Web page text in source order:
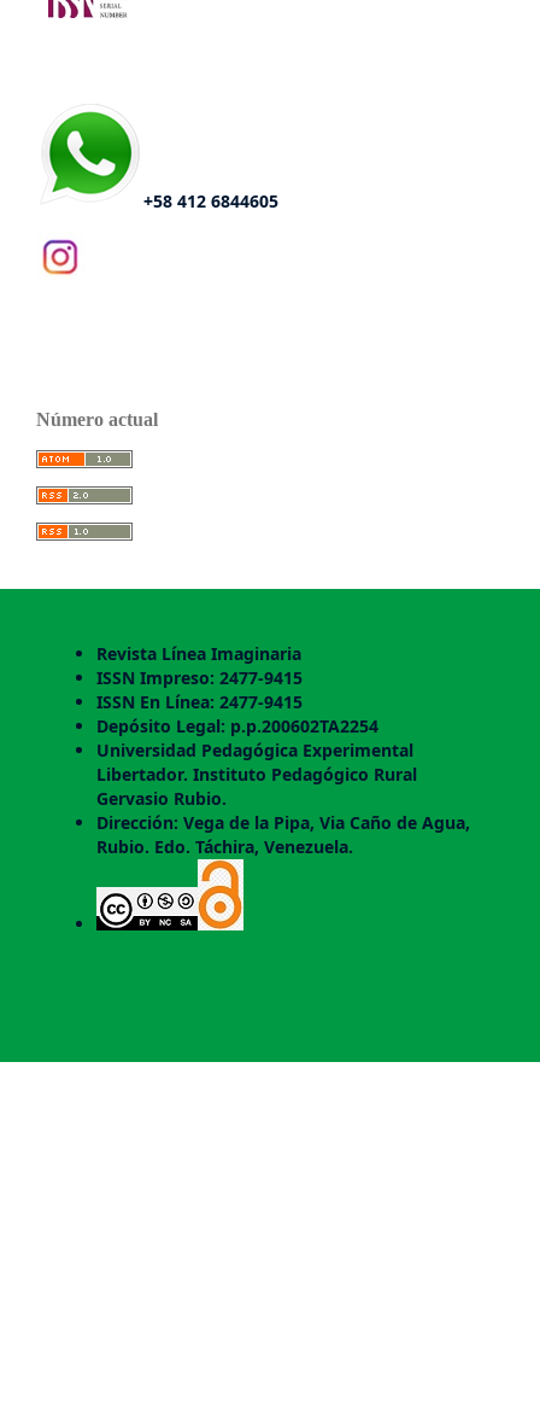
+58 412 6844605
Número actual
Revista Línea Imaginaria
ISSN Impreso: 2477-9415
ISSN En Línea: 2477-9415
Depósito Legal: p.p.200602TA2254
Universidad Pedagógica Experimental
Libertador. Instituto Pedagógico Rural
Gervasio Rubio.
Dirección: Vega de la Pipa, Via Caño de Agua,
Rubio. Edo. Táchira, Venezuela.